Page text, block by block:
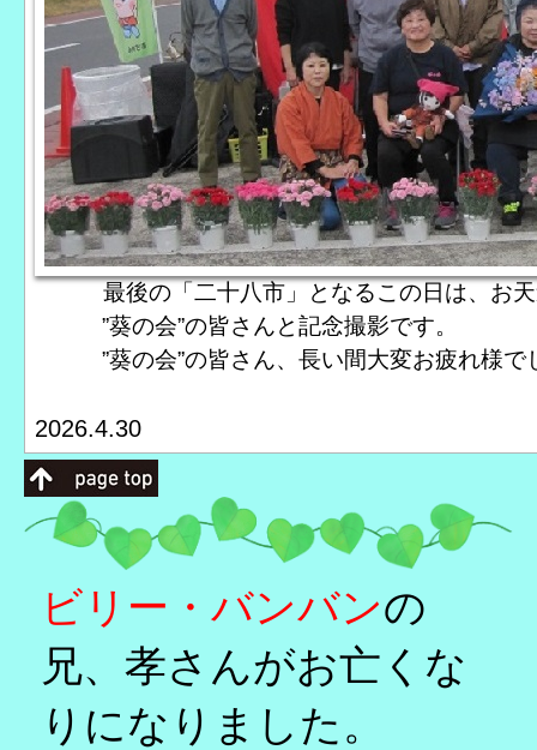
最後の「二十八市」となるこの日は、お天
”葵の会”の皆さんと記念撮影です。
”葵の会”の皆さん、長い間大変お疲れ様
2026.4.30
ビリー・バンバンの
兄、孝さんがお亡くな
りになりました。